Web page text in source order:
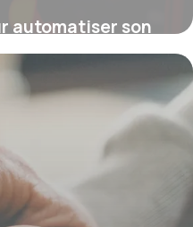
automatiser son